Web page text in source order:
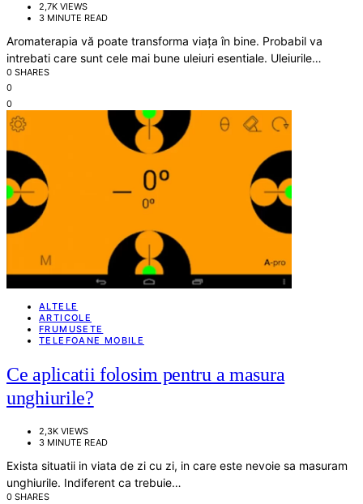
2,7K VIEWS
3 MINUTE READ
Aromaterapia vă poate transforma viața în bine. Probabil va
intrebati care sunt cele mai bune uleiuri esentiale. Uleiurile…
0 SHARES
0
0
ALTELE
ARTICOLE
FRUMUSETE
TELEFOANE MOBILE
Ce aplicatii folosim pentru a masura
unghiurile?
2,3K VIEWS
3 MINUTE READ
Exista situatii in viata de zi cu zi, in care este nevoie sa masuram
unghiurile. Indiferent ca trebuie…
0 SHARES